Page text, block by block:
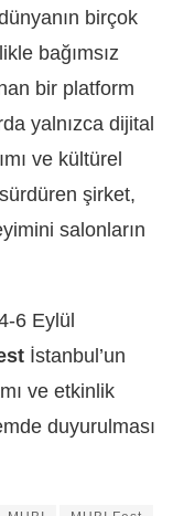
birçok
bağımsız
bir platform
yalnızca dijital
ve kültürel
şirket,
salonların
6 Eylül
İstanbul’un
ve etkinlik
duyurulması